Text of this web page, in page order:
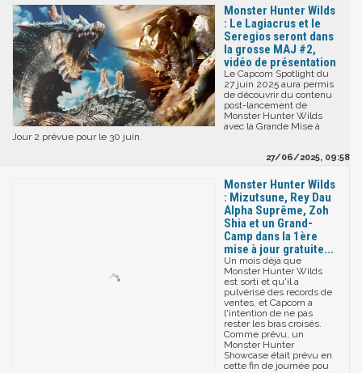
Monster Hunter Wilds
: Le Lagiacrus et le
Seregios seront dans
la grosse MAJ #2,
vidéo de présentation
Le Capcom Spotlight du
27 juin 2025 aura permis
de découvrir du contenu
post-lancement de
Monster Hunter Wilds
avec la Grande Mise à
Jour 2 prévue pour le 30 juin.
27/06/2025, 09:58
Monster Hunter Wilds
: Mizutsune, Rey Dau
Alpha Suprême, Zoh
Shia et un Grand-
Camp dans la 1ère
mise à jour gratuite...
Un mois déjà que
Monster Hunter Wilds
est sorti et qu'il a
pulvérisé des records de
ventes, et Capcom a
l'intention de ne pas
rester les bras croisés.
Comme prévu, un
Monster Hunter
Showcase était prévu en
cette fin de journée pou